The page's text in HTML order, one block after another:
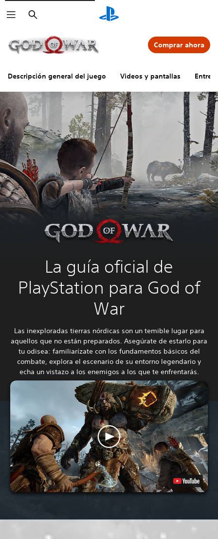
Buscar
Descripción general del juego Videos y pantallas Entre
Comprar ahora
La guía oficial de
PlayStation para God of
War
Las inexploradas tierras nórdicas son un temible lugar para
aquellos que no están preparados. Asegúrate de estarlo para
tu odisea: familiarízate con los fundamentos básicos del
combate, explora el escenario de su entorno legendario y
echa un vistazo a los enemigos a los que te enfrentarás.